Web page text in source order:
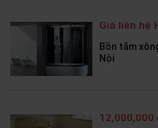
Giá liên hệ
Bồn tắm
Nội
12,000,000